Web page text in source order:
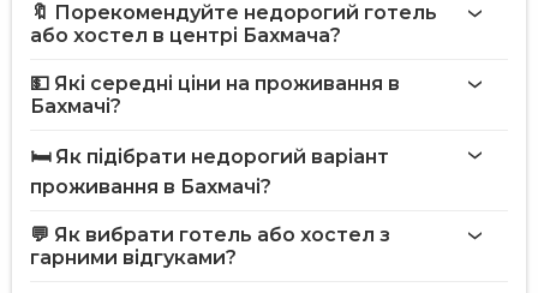
🔖 Порекомендуйте недорогий готель
або хостел в центрі Бахмача?
💵 Які середні ціни на проживання в
Бахмачі?
🛏️ Як підібрати недорогий варіант
проживання в Бахмачі?
💬 Як вибрати готель або хостел з
гарними відгуками?